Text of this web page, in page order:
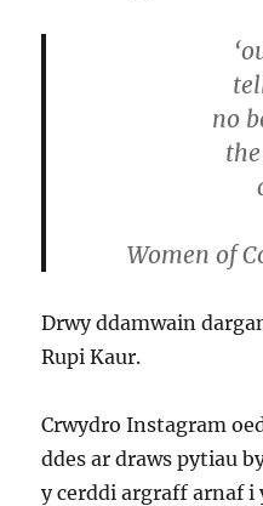
no
Women of
Drwy ddamwain
Rupi Kaur.
Crwydro Instagram
ddes ar draws pytiau
y cerddi argraff arnaf i